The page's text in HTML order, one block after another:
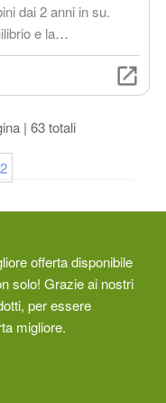
dai 2 anni in su.
e la
volante e sella
| 63 totali
2
offerta disponibile
solo! Grazie ai nostri
per essere
migliore.